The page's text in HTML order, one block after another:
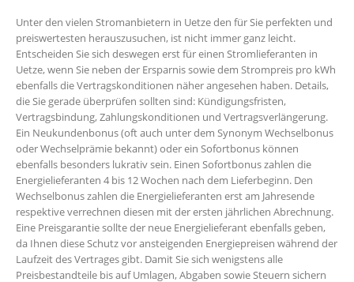
Unter den vielen Stromanbietern in Uetze den für Sie perfekten und
preiswertesten herauszusuchen, ist nicht immer ganz leicht.
Entscheiden Sie sich deswegen erst für einen Stromlieferanten in
Uetze, wenn Sie neben der Ersparnis sowie dem Strompreis pro kWh
ebenfalls die Vertragskonditionen näher angesehen haben. Details,
die Sie gerade überprüfen sollten sind: Kündigungsfristen,
Vertragsbindung, Zahlungskonditionen und Vertragsverlängerung.
Ein Neukundenbonus (oft auch unter dem Synonym Wechselbonus
oder Wechselprämie bekannt) oder ein Sofortbonus können
ebenfalls besonders lukrativ sein. Einen Sofortbonus zahlen die
Energielieferanten 4 bis 12 Wochen nach dem Lieferbeginn. Den
Wechselbonus zahlen die Energielieferanten erst am Jahresende
respektive verrechnen diesen mit der ersten jährlichen Abrechnung.
Eine Preisgarantie sollte der neue Energielieferant ebenfalls geben,
da Ihnen diese Schutz vor ansteigenden Energiepreisen während der
Laufzeit des Vertrages gibt. Damit Sie sich wenigstens alle
Preisbestandteile bis auf Umlagen, Abgaben sowie Steuern sichern